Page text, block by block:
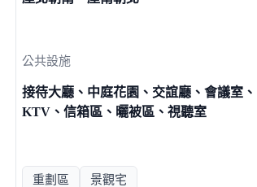
公共設施
接待大廳、中庭花園、交誼廳、會議室
KTV、信箱區、曬被區、視聽室
重劃區 景觀宅